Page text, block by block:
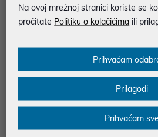
Ubiquiti Rackmount kit za Cloud
Key G2 / G2 Plus
Apple
M2
Na ovoj mrežnoj stranici koriste se
pročitate Politiku o kolačićima ili
Prihvaćam
Prilagodi
Prihvaćam sve